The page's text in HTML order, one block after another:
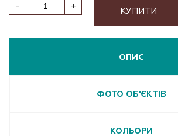
- + КУПИТИ
ОПИС
ФОТО ОБ'ЄКТІВ
КОЛЬОРИ